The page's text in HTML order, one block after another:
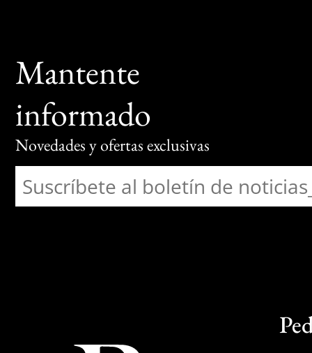
Mantente
informado
Novedades y ofertas exclusivas